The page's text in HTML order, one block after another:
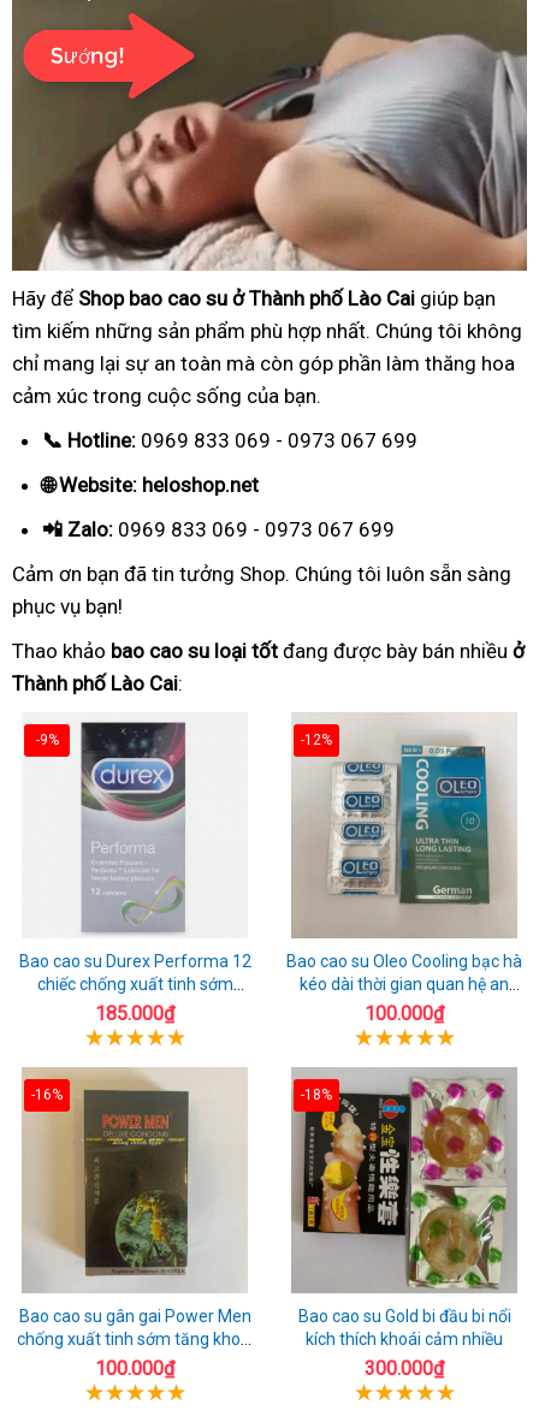
Hãy để Shop bao cao su ở Thành phố Lào Cai giúp bạn
tìm kiếm những sản phẩm phù hợp nhất. Chúng tôi không
chỉ mang lại sự an toàn mà còn góp phần làm thăng hoa
cảm xúc trong cuộc sống của bạn.
📞 Hotline: 0969 833 069 - 0973 067 699
🌐 Website: heloshop.net
📲 Zalo: 0969 833 069 - 0973 067 699
Cảm ơn bạn đã tin tưởng Shop. Chúng tôi luôn sẵn sàng
phục vụ bạn!
Thao khảo bao cao su loại tốt đang được bày bán nhiều ở
Thành phố Lào Cai:
-9%
Bao cao su Durex Performa 12
chiếc chống xuất tinh sớm
chuẩn Thái Lan
185.000₫
-12%
Bao cao su Oleo Cooling bạc hà
kéo dài thời gian quan hệ an
toàn
100.000₫
-16%
Bao cao su gân gai Power Men
chống xuất tinh sớm tăng khoái
cảm
100.000₫
-18%
Bao cao su Gold bi đầu bi nổi
kích thích khoái cảm nhiều
300.000₫